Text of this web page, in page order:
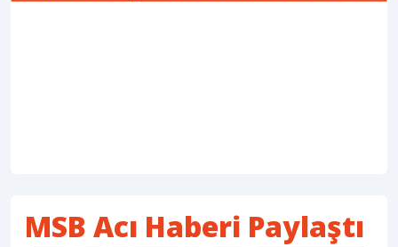
MSB Acı Haberi Paylaştı